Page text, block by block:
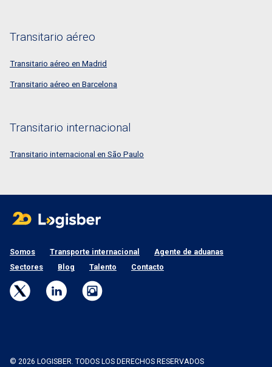
Transitario aéreo
Transitario aéreo en Madrid
Transitario aéreo en Barcelona
Transitario internacional
Transitario internacional en São Paulo
Somos Transporte internacional
Agente de aduanas
Sectores
Blog Talento Contacto
© 2026 LOGISBER. TODOS LOS DERECHOS RESERVADOS